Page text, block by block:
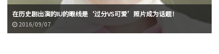
在历史剧出演的IU的眼线是‘过分VS可爱’照片成为话题！
2016/09/07